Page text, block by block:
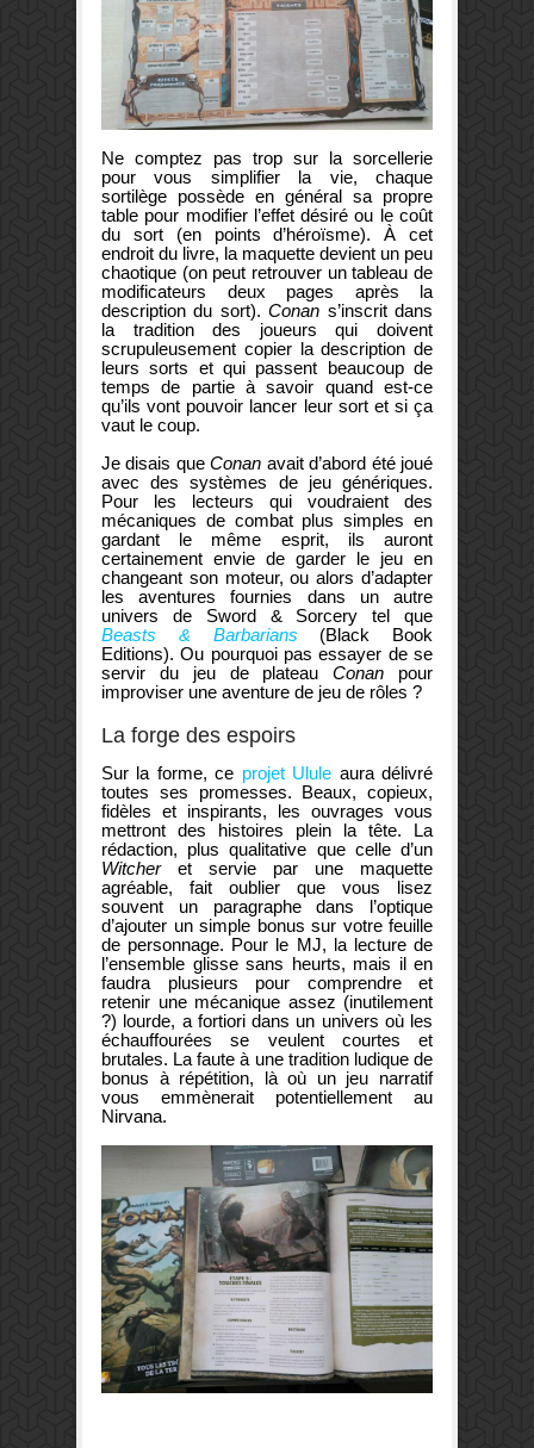
Ne comptez pas trop sur la sorcellerie
pour vous simplifier la vie, chaque
sortilège possède en général sa propre
table pour modifier l’effet désiré ou le coût
du sort (en points d’héroïsme). À cet
endroit du livre, la maquette devient un peu
chaotique (on peut retrouver un tableau de
modificateurs deux pages après la
description du sort).Conan s’inscrit dans
la tradition des joueurs qui doivent
scrupuleusement copier la description de
leurs sorts et qui passent beaucoup de
temps de partie à savoir quand est-ce
qu’ils vont pouvoir lancer leur sort et si ça
vaut le coup.
Je disais queConan avait d’abord été joué
avec des systèmes de jeu génériques.
Pour les lecteurs qui voudraient des
mécaniques de combat plus simples en
gardant le même esprit, ils auront
certainement envie de garder le jeu en
changeant son moteur, ou alors d’adapter
les aventures fournies dans un autre
univers de Sword & Sorcery tel que
Beasts & Barbarians (Black Book
Editions). Ou pourquoi pas essayer de se
servir du jeu de plateauConan pour
improviser une aventure de jeu de rôles ?
La forge des espoirs
Sur la forme, ce projet Ulule aura délivré
toutes ses promesses. Beaux, copieux,
fidèles et inspirants, les ouvrages vous
mettront des histoires plein la tête. La
rédaction, plus qualitative que celle d’un
Witcher et servie par une maquette
agréable, fait oublier que vous lisez
souvent un paragraphe dans l’optique
d’ajouter un simple bonus sur votre feuille
de personnage. Pour le MJ, la lecture de
l’ensemble glisse sans heurts, mais il en
faudra plusieurs pour comprendre et
retenir une mécanique assez (inutilement
?) lourde, a fortiori dans un univers où les
échauffourées se veulent courtes et
brutales. La faute à une tradition ludique de
bonus à répétition, là où un jeu narratif
vous emmènerait potentiellement au
Nirvana.